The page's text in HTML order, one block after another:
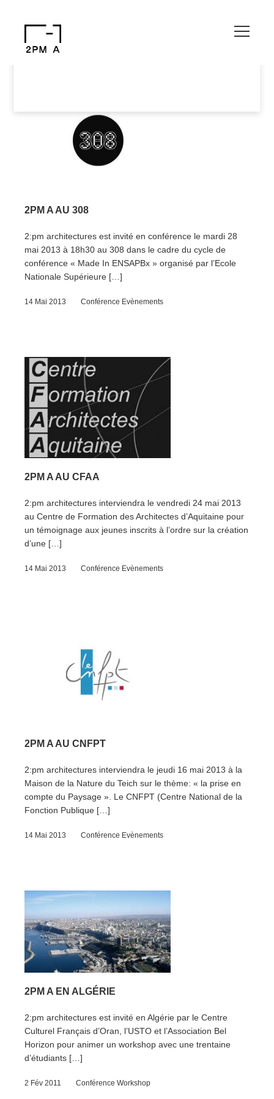
2PM A AU 308
2:pm architectures est invité en conférence le mardi 28
mai 2013 à 18h30 au 308 dans le cadre du cycle de
conférence « Made In ENSAPBx » organisé par l’Ecole
Nationale Supérieure […]
14 Mai 2013 Conférence Evènements
2PM A AU CFAA
2:pm architectures interviendra le vendredi 24 mai 2013
au Centre de Formation des Architectes d’Aquitaine pour
un témoignage aux jeunes inscrits à l’ordre sur la création
d’une […]
14 Mai 2013 Conférence Evènements
2PM A AU CNFPT
2:pm architectures interviendra le jeudi 16 mai 2013 à la
Maison de la Nature du Teich sur le thème: « la prise en
compte du Paysage ». Le CNFPT (Centre National de la
Fonction Publique […]
14 Mai 2013 Conférence Evènements
2PM A EN ALGÉRIE
2:pm architectures est invité en Algérie par le Centre
Culturel Français d’Oran, l’USTO et l’Association Bel
Horizon pour animer un workshop avec une trentaine
d’étudiants […]
2 Fév 2011 Conférence Workshop